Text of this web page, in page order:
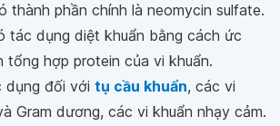
thành phần chính là neomycin sulfate.
tác dụng diệt khuẩn bằng cách ức
tổng hợp protein của vi khuẩn.
dụng đối với tụ cầu khuẩn, các vi
Gram dương, các vi khuẩn nhạy cảm.